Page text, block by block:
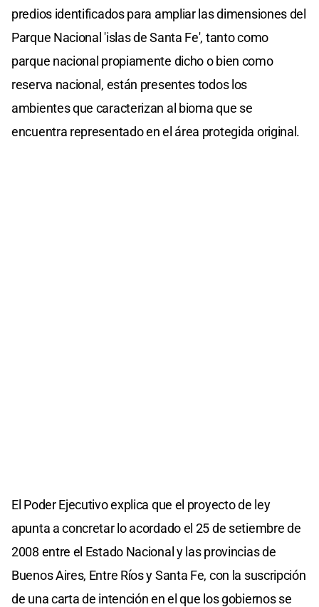
predios identificados para ampliar las dimensiones del
Parque Nacional 'islas de Santa Fe', tanto como
parque nacional propiamente dicho o bien como
reserva nacional, están presentes todos los
ambientes que caracterizan al bioma que se
encuentra representado en el área protegida original.
El Poder Ejecutivo explica que el proyecto de ley
apunta a concretar lo acordado el 25 de setiembre de
2008 entre el Estado Nacional y las provincias de
Buenos Aires, Entre Ríos y Santa Fe, con la suscripción
de una carta de intención en el que los gobiernos se